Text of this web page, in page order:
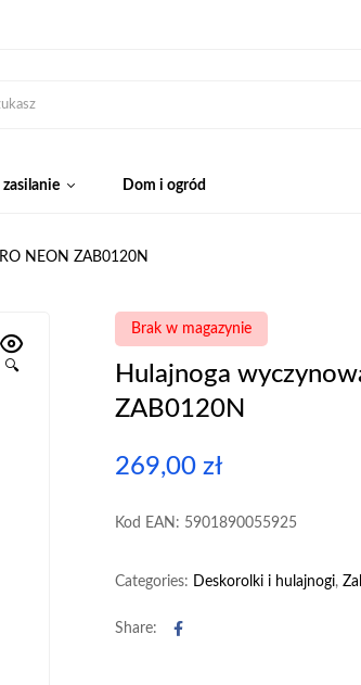
zasilanie Dom i ogród
NEON ZAB0120N
🔍
Brak w magazynie
Hulajnoga
ZAB0120N
269,00 zł
Kod EAN: 5901890055925
Categories: Deskorolki i hulajnogi,
Share: Facebook